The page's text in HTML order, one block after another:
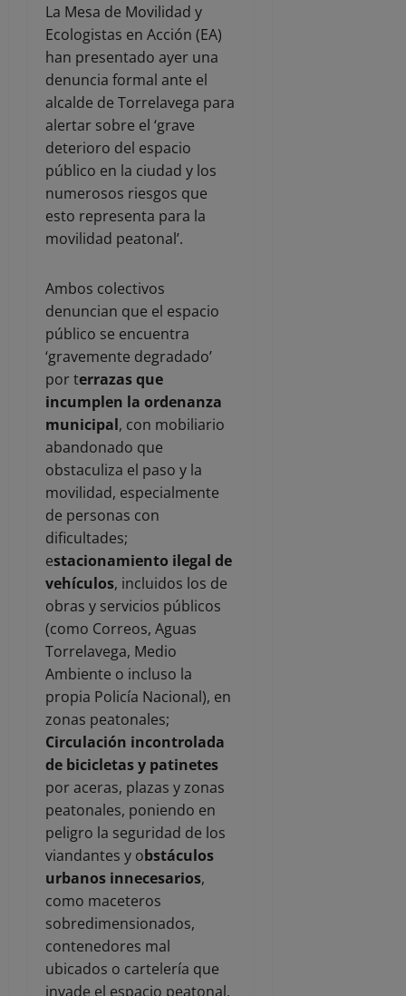
La Mesa de Movilidad y
Ecologistas en Acción (EA)
han presentado ayer una
denuncia formal ante el
alcalde de Torrelavega para
alertar sobre el ‘grave
deterioro del espacio
público en la ciudad y los
numerosos riesgos que
esto representa para la
movilidad peatonal’.
Ambos colectivos
denuncian que el espacio
público se encuentra
‘gravemente degradado’
por terrazas que
incumplen la ordenanza
municipal, con mobiliario
abandonado que
obstaculiza el paso y la
movilidad, especialmente
de personas con
dificultades;
estacionamiento ilegal de
vehículos, incluidos los de
obras y servicios públicos
(como Correos, Aguas
Torrelavega, Medio
Ambiente o incluso la
propia Policía Nacional), en
zonas peatonales;
Circulación incontrolada
de bicicletas y patinetes
por aceras, plazas y zonas
peatonales, poniendo en
peligro la seguridad de los
viandantes y obstáculos
urbanos innecesarios,
como maceteros
sobredimensionados,
contenedores mal
ubicados o cartelería que
invade el espacio peatonal.